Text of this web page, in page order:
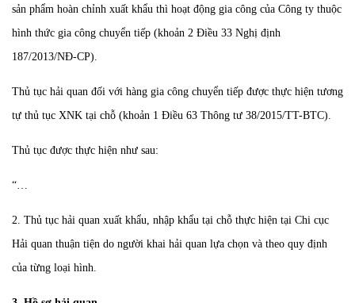
sản phẩm hoàn chỉnh xuất khẩu thì hoạt động gia công của Công ty thuộc
hình thức gia công chuyển tiếp (khoản 2 Điều 33 Nghị định
187/2013/NĐ-CP).
Thủ tục hải quan đối với hàng gia công chuyển tiếp được thực hiện tương
tự thủ tục XNK tại chỗ (khoản 1 Điều 63 Thông tư 38/2015/TT-BTC).
Thủ tục được thực hiện như sau:
“…
2. Thủ tục hải quan xuất khẩu, nhập khẩu tại chỗ thực hiện tại Chi cục
Hải quan thuận tiện do người khai hải quan lựa chọn và theo quy định
của từng loại hình.